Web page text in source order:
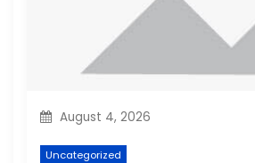
August 4, 2026
Uncategorized